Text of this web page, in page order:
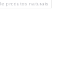
produtos naturais